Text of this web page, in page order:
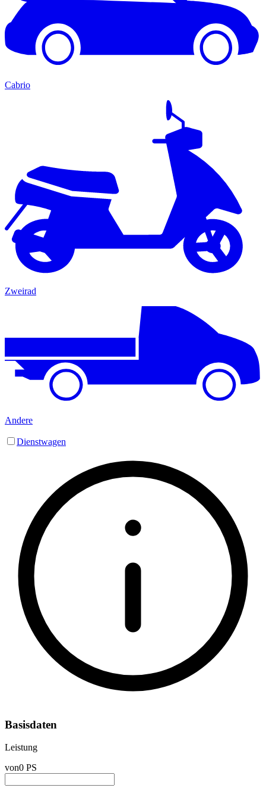
Cabrio
Zweirad
Andere
Dienstwagen
Basisdaten
Leistung
von0 PS